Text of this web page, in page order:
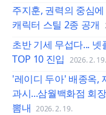
주지훈, 권력의 중심
캐릭터 스틸 2종 공개
초반 기세 무섭다...
TOP 10 진입 2026. 2. 19.
'레이디 두아' 배종옥,
과시...삼월백화점 회
뽐내 2026. 2. 19.